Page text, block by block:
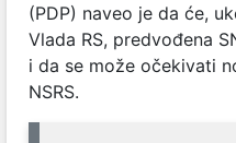
(PDP) naveo je da će,
Vlada RS, predvođena
i da se može očekivati
NSRS.